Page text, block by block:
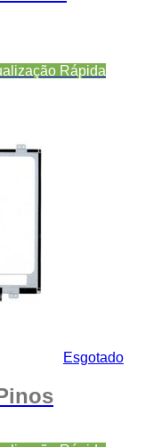
Rápida
Esgotado